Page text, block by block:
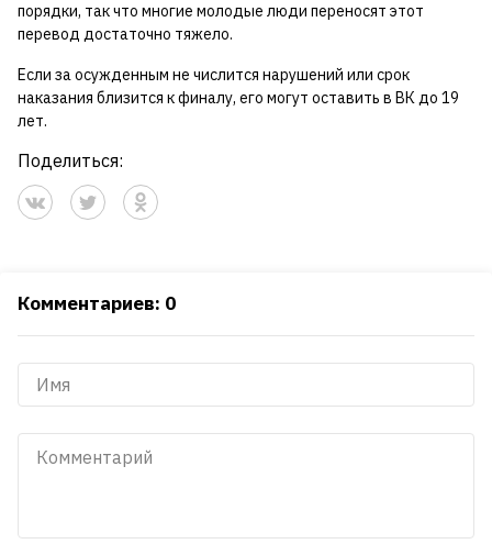
порядки, так что многие молодые люди переносят этот
перевод достаточно тяжело.
Если за осужденным не числится нарушений или срок
наказания близится к финалу, его могут оставить в ВК до 19
лет.
Поделиться:
Комментариев: 0